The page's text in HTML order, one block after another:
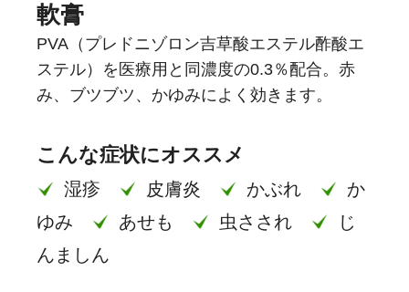
軟膏
PVA（プレドニゾロン吉草酸エステル酢酸エ
ステル）を医療用と同濃度の0.3％配合。赤
み、ブツブツ、かゆみによく効きます。
こんな症状にオススメ
湿疹 皮膚炎 かぶれ
か
ゆみ
あせも 虫さされ
じ
んましん